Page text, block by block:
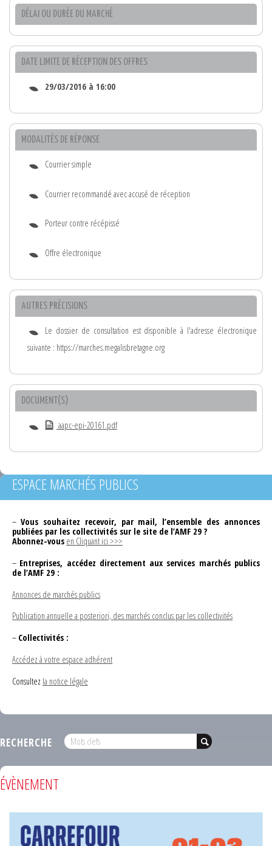
DÉLAI OU DURÉE DU MARCHÉ
DATE LIMITE DE RÉCEPTION DES OFFRES
29/03/2016 à 16:00
MODALITÉS DE RÉPONSE
Courrier simple
Courrier recommandé avec accusé de réception
Porteur contre récépissé
Offre électronique
AUTRES PRÉCISIONS
Le dossier de consultation est disponible à l'adresse électronique
suivante : https://marches.megalisbretagne.org
DOCUMENT(S)
aapc-epi-20161.pdf
ESPACE MARCHÉS PUBLICS
– Vous souhaitez recevoir, par mail, l’ensemble des annonces
publiées par les collectivités sur le site de l’AMF 29 ?
Abonnez-vous en Cliquant ici >>>
– Entreprises, accédez directement aux services marchés publics
de l’AMF 29 :
Annonces de marchés publics
Publication annuelle a posteriori, des marchés conclus par les collectivités
– Collectivités :
Accédez à votre espace adhérent
Consultez la notice légale
RECHERCHE
ÉVÈNEMENT